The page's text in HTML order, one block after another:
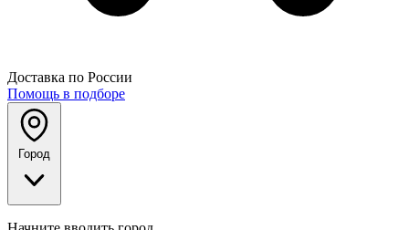
Доставка по России
Помощь в подборе
Город